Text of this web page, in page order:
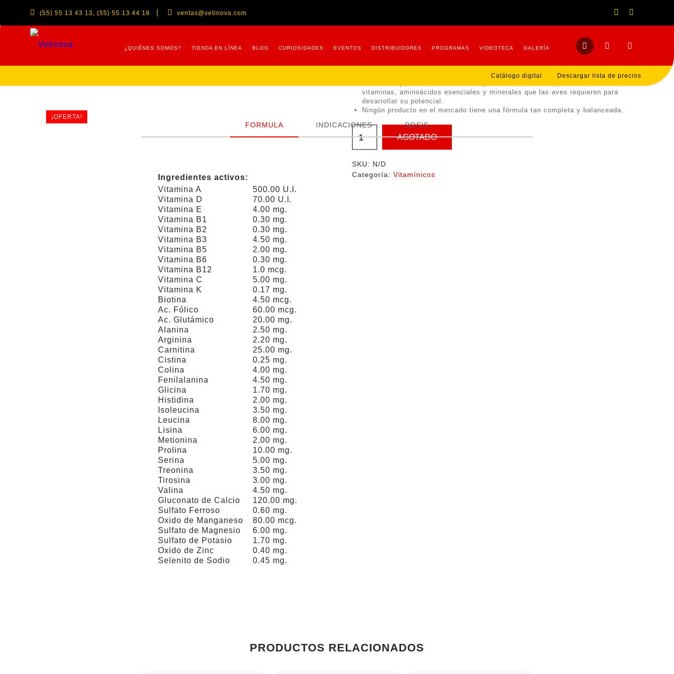
(55) 55 13 43 13, (55) 55 13 44 18 ventas@vetinova.com
¿QUIÉNES SOMOS? TIENDA EN LÍNEA BLOG CURIOSIDADES EVENTOS DISTRIBUIDORES PROGRAMAS VIDEOTECA GALERÍA
Catálogo digital Descargar lista de precios
¡OFERTA!
TURBOTONIC POLVO SOLUBLE
de
precios:
desde
vitaminas, aminoácidos esenciales y minerales que las aves requieren para
desarrollar su potencial.
Ningún producto en el mercado tiene una fórmula tan completa y balanceada.
AGOTADO
SKU: N/D
Categoría: Vitamínicos
FORMULA INDICACIONES DOSIS
Ingredientes activos:
Vitamina A
500.00 U.I.
Vitamina D
70.00 U.I.
Vitamina E
4.00 mg.
Vitamina B1
0.30 mg.
Vitamina B2
0.30 mg.
Vitamina B3
4.50 mg.
Vitamina B5
2.00 mg.
Vitamina B6
0.30 mg.
Vitamina B12
1.0 mcg.
Vitamina C
5.00 mg.
Vitamina K
0.17 mg.
Biotina
4.50 mcg.
Ac. Fólico
60.00 mcg.
Ac. Glutámico
20.00 mg.
Alanina
2.50 mg.
Arginina
2.20 mg.
Carnitina
25.00 mg.
Cistina
0.25 mg.
Colina
4.00 mg.
Fenilalanina
4.50 mg.
Glicina
1.70 mg.
Histidina
2.00 mg.
Isoleucina
3.50 mg.
Leucina
8.00 mg.
Lisina
6.00 mg.
Metionina
2.00 mg.
Prolina
10.00 mg.
Serina
5.00 mg.
Treonina
3.50 mg.
Tirosina
3.00 mg.
Valina
4.50 mg.
Gluconato de Calcio
120.00 mg.
Sulfato Ferroso
0.60 mg.
Oxido de Manganeso
80.00 mcg.
Sulfato de Magnesio
6.00 mg.
Sulfato de Potasio
1.70 mg.
Oxido de Zinc
0.40 mg.
Selenito de Sodio
0.45 mg.
PRODUCTOS RELACIONADOS